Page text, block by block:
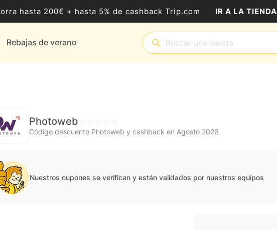
hasta 200€ + hasta 5% de cashback Trip.com IR A LA TIENDA
Rebajas de verano
Photoweb
Código descuento Photoweb y cashback en Agosto 2026
Nuestros cupones se verifican y están validados por nuestros equipos